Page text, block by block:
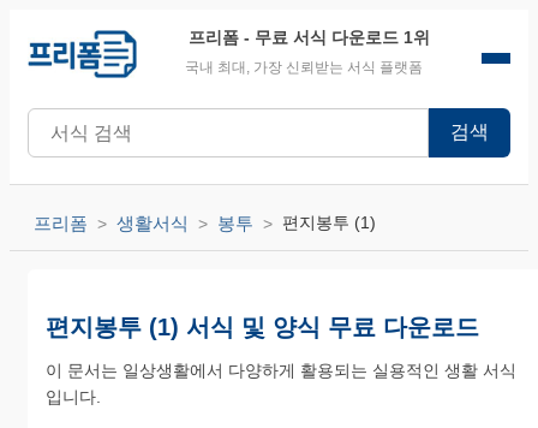
프리폼 - 무료 서식 다운로드 1위
국내 최대, 가장 신뢰받는 서식 플랫폼
검색
프리폼 생활서식 봉투 편지봉투 (1)
편지봉투 (1) 서식 및 양식 무료 다운로드
이 문서는 일상생활에서 다양하게 활용되는 실용적인 생활 서식
입니다.